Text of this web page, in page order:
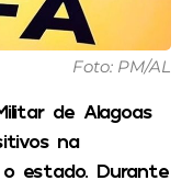
Foto: PM/AL
de Alagoas
na
estado. Durante